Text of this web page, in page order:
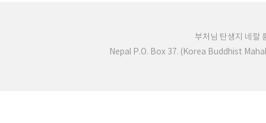
부처님 탄생지 네팔
Nepal P.O. Box 37. (Korea Buddhist